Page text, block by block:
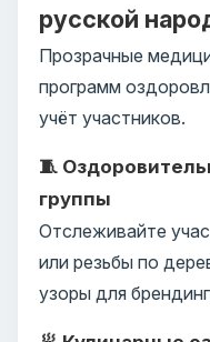
русской
Прозрачные
программ
учёт участников.
🧵
группы
Отслеживайте
или резьбы по
узоры для